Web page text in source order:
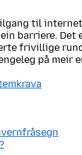
til
barriere. Det
frivillige
på meir